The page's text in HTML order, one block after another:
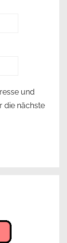
und
die nächste